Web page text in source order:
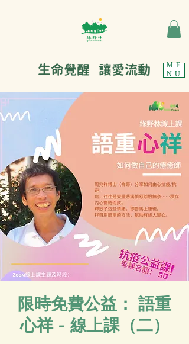
ME
NU
生命覺醒 讓愛流動
限時免費公益： 語重
心祥 - 線上課（二）